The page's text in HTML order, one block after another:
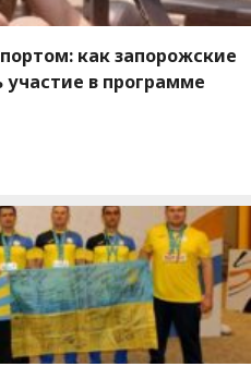
как запорожские
в программе